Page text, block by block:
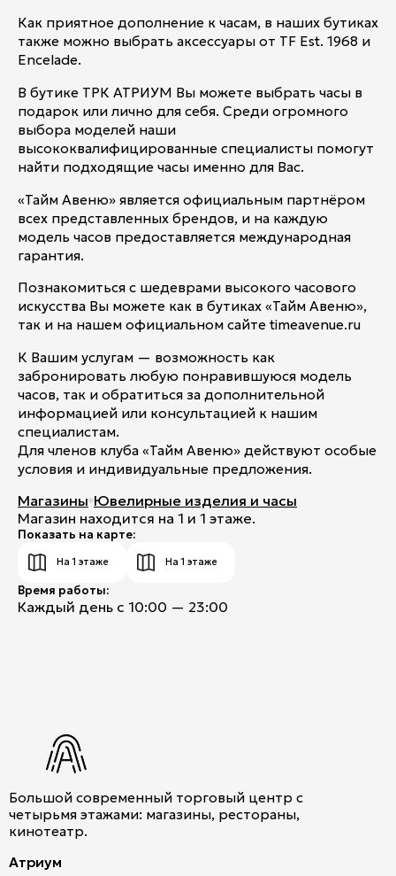
Как приятное дополнение к часам, в наших бутиках
также можно выбрать аксессуары от TF Est. 1968 и
Encelade.
В бутике ТРК АТРИУМ Вы можете выбрать часы в
подарок или лично для себя. Среди огромного
выбора моделей наши
высококвалифицированные специалисты помогут
найти подходящие часы именно для Вас.
«Тайм Авеню» является официальным партнёром
всех представленных брендов, и на каждую
модель часов предоставляется международная
гарантия.
Познакомиться с шедеврами высокого часового
искусства Вы можете как в бутиках «Тайм Авеню»,
так и на нашем официальном сайте timeavenue.ru
К Вашим услугам — возможность как
забронировать любую понравившуюся модель
часов, так и обратиться за дополнительной
информацией или консультацией к нашим
специалистам.
Для членов клуба «Тайм Авеню» действуют особые
условия и индивидуальные предложения.
Магазины Ювелирные изделия и часы
Магазин находится на 1 и 1 этаже.
Показать на карте:
На 1 этаже На 1 этаже
Время работы:
Каждый день с 10:00 — 23:00
Большой современный торговый центр с
четырьмя этажами: магазины, рестораны,
кинотеатр.
Атриум